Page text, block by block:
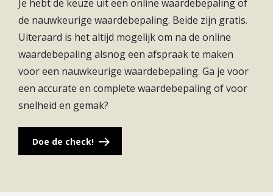
Waterwachters perfect in hun omgeving,
waarbij ze deels direct aan het water zijn gelegen.
Een aantal woningen beschikken over een terras
aan de oever, maar ook vanaf het dakterras geniet
je van het mooie uitzicht over zowel het water als
de wijk. Waterwachters bieden een overvloed aan
ruimte, licht en privacy. De strategisch geplaatste
altijd je privacy behoudt.
Je hebt de keuze uit een online waardebepaling of
de nauwkeurige waardebepaling. Beide zijn gratis.
Uiteraard is het altijd mogelijk om na de online
waardebepaling alsnog een afspraak te maken
voor een nauwkeurige waardebepaling. Ga je voor
een accurate en complete waardebepaling of voor
snelheid en gemak?
Doe de check!